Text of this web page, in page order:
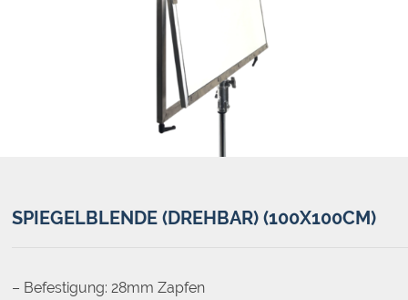
SPIEGELBLENDE (DREHBAR) (100X100CM)
– Befestigung: 28mm Zapfen